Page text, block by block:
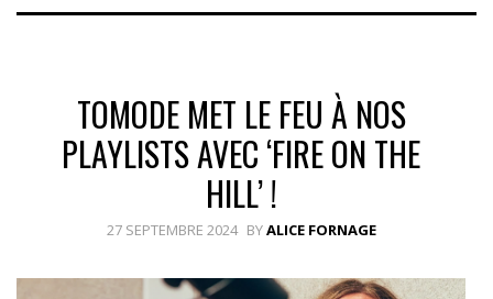
TOMODE MET LE FEU À NOS
PLAYLISTS AVEC ‘FIRE ON THE
HILL’ !
27 SEPTEMBRE 2024 BYALICE FORNAGE